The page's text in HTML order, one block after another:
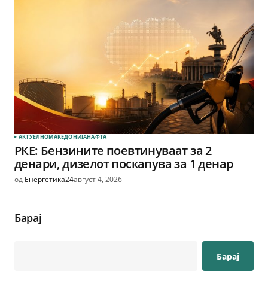
АКТУЕЛНОМАКЕДОНИЈАНАФТА
РКЕ: Бензините поевтинуваат за 2
денари, дизелот поскапува за 1 денар
од Енергетика24август 4, 2026
Барај
Барај